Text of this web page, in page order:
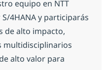
equipo en NTT
S/4HANA y participarás
de alto impacto,
multidisciplinarios
alto valor para